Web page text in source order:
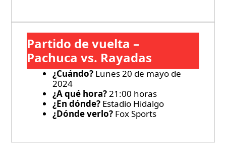
Partido de vuelta –
Pachuca vs. Rayadas
¿Cuándo? Lunes 20 de mayo de
2024
¿A qué hora?21:00 horas
¿En dónde? Estadio Hidalgo
¿Dónde verlo? Fox Sports